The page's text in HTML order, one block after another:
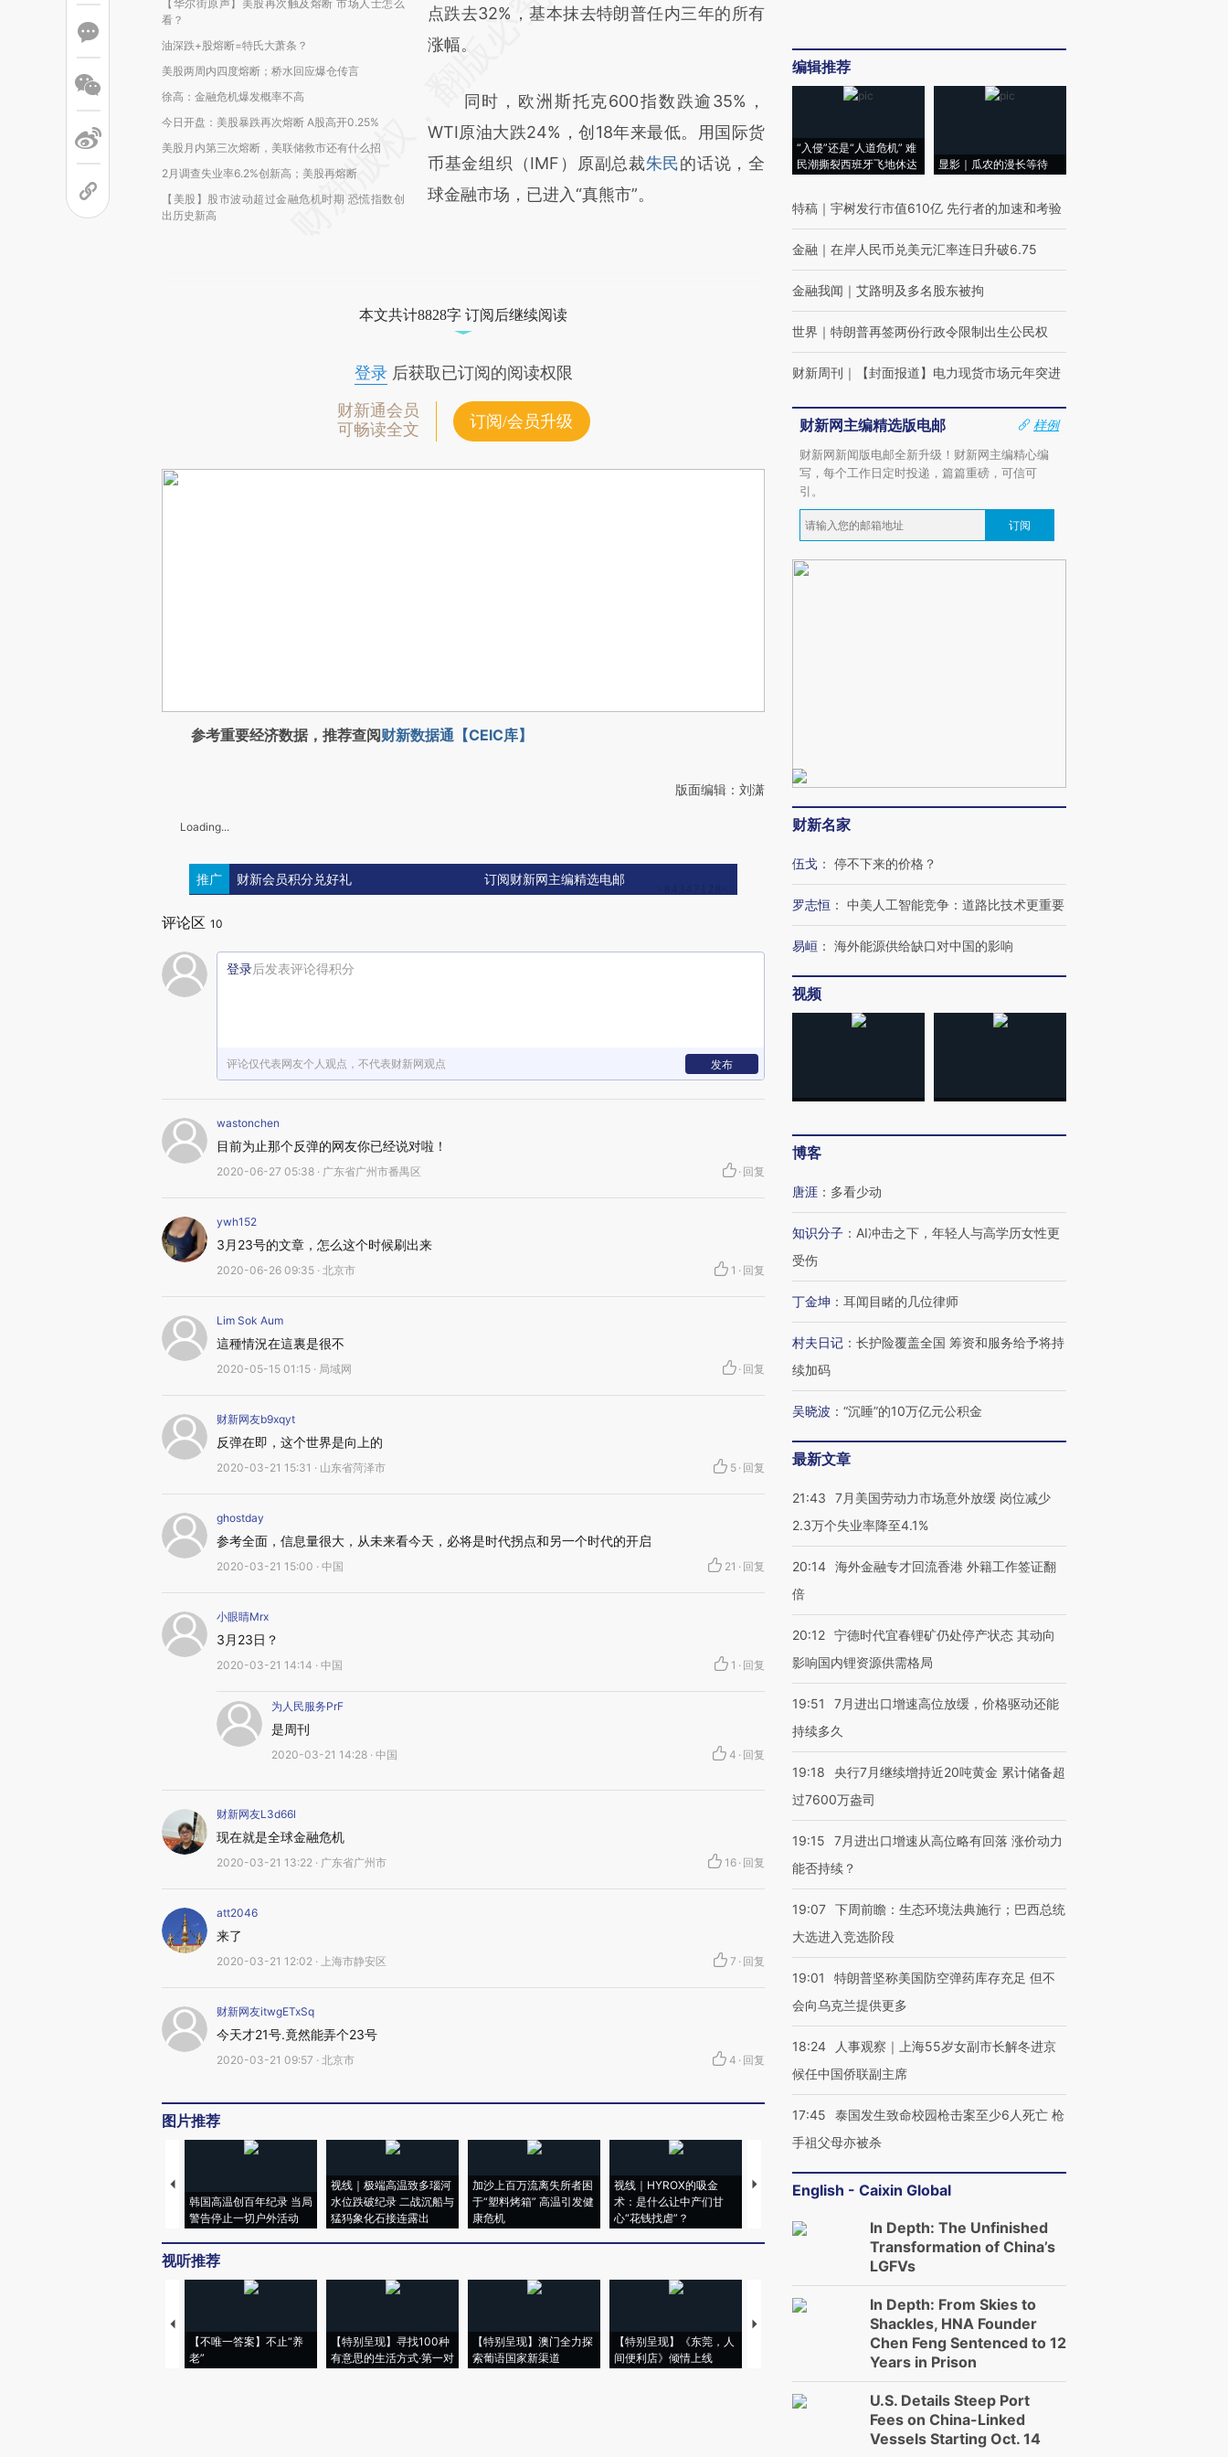
【华尔街原声】美股再次触及熔断 市场人士怎么
看？
油深跌+股熔断=特氏大萧条？
美股两周内四度熔断；桥水回应爆仓传言
徐高：金融危机爆发概率不高
今日开盘：美股暴跌再次熔断 A股高开0.25%
美股月内第三次熔断，美联储救市还有什么招
2月调查失业率6.2%创新高；美股再熔断
【美股】股市波动超过金融危机时期 恐慌指数创
出历史新高
点跌去32%，基本抹去特朗普任内三年的所有
涨幅。
同时，欧洲斯托克600指数跌逾35%，
WTI原油大跌24%，创18年来最低。用国际货
币基金组织（IMF）原副总裁朱民的话说，全
球金融市场，已进入“真熊市”。
本文共计8828字 订阅后继续阅读
登录后获取已订阅的阅读权限
财新通会员
可畅读全文
订阅/会员升级
参考重要经济数据，推荐查阅财新数据通【CEIC库】
版面编辑：刘潇
Loading...
推广 财新会员积分兑好礼 订阅财新网主编精选电邮
评论区 10
登录后发表评论得积分
评论仅代表网友个人观点，不代表财新网观点 发布
wastonchen
目前为止那个反弹的网友你已经说对啦！
2020-06-27 05:38 · 广东省广州市番禺区 · 回复
ywh152
3月23号的文章，怎么这个时候刷出来
2020-06-26 09:35 · 北京市 1 · 回复
Lim Sok Aum
這種情況在這裏是很不
2020-05-15 01:15 · 局域网 · 回复
财新网友b9xqyt
反弹在即，这个世界是向上的
2020-03-21 15:31 · 山东省菏泽市 5 · 回复
ghostday
参考全面，信息量很大，从未来看今天，必将是时代拐点和另一个时代的开启
2020-03-21 15:00 · 中国 21 · 回复
小眼睛Mrx
3月23日？
2020-03-21 14:14 · 中国 1 · 回复
为人民服务PrF
是周刊
2020-03-21 14:28 · 中国 4 · 回复
财新网友L3d66l
现在就是全球金融危机
2020-03-21 13:22 · 广东省广州市 16 · 回复
att2046
来了
2020-03-21 12:02 · 上海市静安区 7 · 回复
财新网友itwgETxSq
今天才21号.竟然能弄个23号
2020-03-21 09:57 · 北京市 4 · 回复
图片推荐
韩国高温创百年纪录 当局
警告停止一切户外活动
视线｜极端高温致多瑙河
水位跌破纪录 二战沉船与
猛犸象化石接连露出
加沙上百万流离失所者困
于“塑料烤箱” 高温引发健
康危机
视线｜HYROX的吸金
术：是什么让中产们甘
心“花钱找虐”？
马航飞行员跨国走私7万
粒摇头丸 尿检体内含3种
视线｜被称为“蟑螂”的印
视听推荐
【不唯一答案】不止“养
老”
【特别呈现】寻找100种
有意思的生活方式·第一对
【特别呈现】澳门全力探
索葡语国家新渠道
【特别呈现】《东莞，人
间便利店》倾情上线
【推广】走进第四届链博
会，让数智科技“链”接产
【特别呈现】寻找100种
有意思的生活方式·第三对
CFO：不靠规模取胜，华
编辑推荐
“入侵”还是“人道危机” 难
民潮撕裂西班牙飞地休达
显影｜瓜农的漫长等待
特稿 ｜ 宇树发行市值610亿 先行者的加速和考验
金融 ｜ 在岸人民币兑美元汇率连日升破6.75
金融我闻 ｜ 艾路明及多名股东被拘
世界 ｜ 特朗普再签两份行政令限制出生公民权
财新周刊 ｜ 【封面报道】电力现货市场元年突进
财新网主编精选版电邮
样例
财新网新闻版电邮全新升级！财新网主编精心编
写，每个工作日定时投递，篇篇重磅，可信可
引。
订阅
财新名家
伍戈 ： 停不下来的价格？
罗志恒 ： 中美人工智能竞争：道路比技术更重要
易峘 ： 海外能源供给缺口对中国的影响
视频
博客
唐涯 ： 多看少动
知识分子 ： AI冲击之下，年轻人与高学历女性更
受伤
丁金坤 ： 耳闻目睹的几位律师
村夫日记 ： 长护险覆盖全国 筹资和服务给予将持
续加码
吴晓波 ： “沉睡”的10万亿元公积金
最新文章
21:43
7月美国劳动力市场意外放缓 岗位减少
2.3万个失业率降至4.1%
20:14 海外金融专才回流香港 外籍工作签证翻
倍
20:12 宁德时代宜春锂矿仍处停产状态 其动向
影响国内锂资源供需格局
19:51
7月进出口增速高位放缓，价格驱动还能
持续多久
19:18
央行7月继续增持近20吨黄金 累计储备超
过7600万盎司
19:15
7月进出口增速从高位略有回落 涨价动力
能否持续？
19:07 下周前瞻：生态环境法典施行；巴西总统
大选进入竞选阶段
19:01
特朗普坚称美国防空弹药库存充足 但不
会向乌克兰提供更多
18:24
人事观察｜上海55岁女副市长解冬进京
候任中国侨联副主席
17:45
泰国发生致命校园枪击案至少6人死亡 枪
手祖父母亦被杀
English - Caixin Global
In Depth: The Unfinished
Transformation of China’s
LGFVs
In Depth: From Skies to
Shackles, HNA Founder
Chen Feng Sentenced to 12
Years in Prison
U.S. Details Steep Port
Fees on China-Linked
Vessels Starting Oct. 14